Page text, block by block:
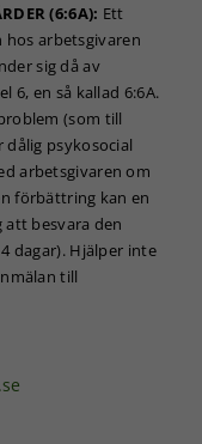
(6:6A): Ett
hos arbetsgivaren
sig då av
6, en så kallad 6:6A.
(som till
psykosocial
arbetsgivaren om
förbättring kan en
att besvara den
dagar). Hjälper inte
till
på
vår
ska
så